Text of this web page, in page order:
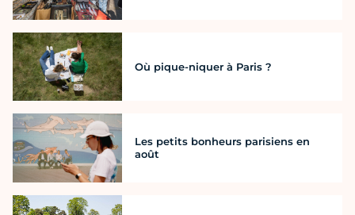
Où pique-niquer à Paris ?
Les petits bonheurs parisiens en
août